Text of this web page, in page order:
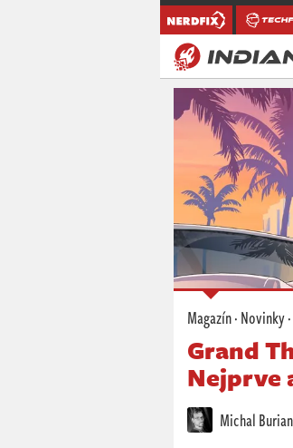
Magazín·Novinky·
Grand
Nejprve
Michal Burian